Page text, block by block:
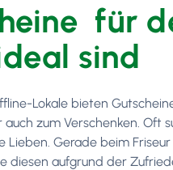
für
sind
Lokale bieten
zum Verschenken. Oft
Lieben. Gerade beim
diesen aufgrund der